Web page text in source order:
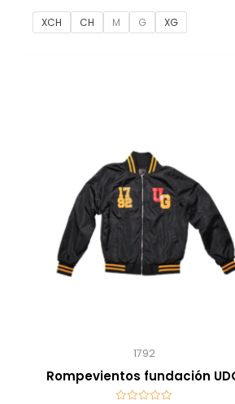
XCH CH M G XG
1792
Rompevientos fundación